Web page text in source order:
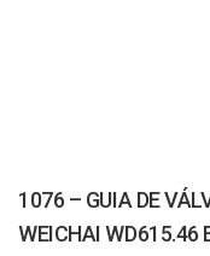
1076 – GUIA DE
WEICHAI WD615.46